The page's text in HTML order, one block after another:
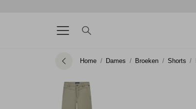
Home Dames Broeken Shorts